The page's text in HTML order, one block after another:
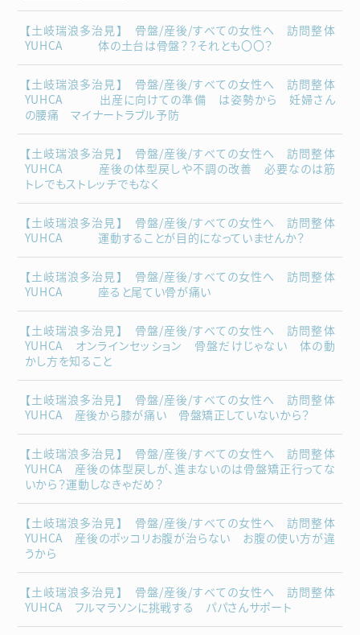
【土岐瑞浪多治見】 骨盤/産後/すべての女性へ 訪問整体
YUHCA 体の土台は骨盤？？それとも〇〇？
【土岐瑞浪多治見】 骨盤/産後/すべての女性へ 訪問整体
YUHCA 出産に向けての準備 は姿勢から 妊婦さん
の腰痛 マイナートラブル予防
【土岐瑞浪多治見】 骨盤/産後/すべての女性へ 訪問整体
YUHCA 産後の体型戻しや不調の改善 必要なのは筋
トレでもストレッチでもなく
【土岐瑞浪多治見】 骨盤/産後/すべての女性へ 訪問整体
YUHCA 運動することが目的になっていませんか？
【土岐瑞浪多治見】 骨盤/産後/すべての女性へ 訪問整体
YUHCA 座ると尾てい骨が痛い
【土岐瑞浪多治見】 骨盤/産後/すべての女性へ 訪問整体
YUHCA オンラインセッション 骨盤だけじゃない 体の動
かし方を知ること
【土岐瑞浪多治見】 骨盤/産後/すべての女性へ 訪問整体
YUHCA 産後から膝が痛い 骨盤矯正していないから？
【土岐瑞浪多治見】 骨盤/産後/すべての女性へ 訪問整体
YUHCA 産後の体型戻しが、進まないのは骨盤矯正行ってな
いから？運動しなきゃだめ？
【土岐瑞浪多治見】 骨盤/産後/すべての女性へ 訪問整体
YUHCA 産後のポッコリお腹が治らない お腹の使い方が違
うから
【土岐瑞浪多治見】 骨盤/産後/すべての女性へ 訪問整体
YUHCA フルマラソンに挑戦する パパさんサポート